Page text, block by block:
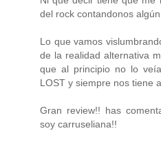
del rock contandonos
Lo que vamos
de la realidad alternativa
que al principio no lo
LOST y siempre nos tiene
Gran review!! has
soy carruseliana!!